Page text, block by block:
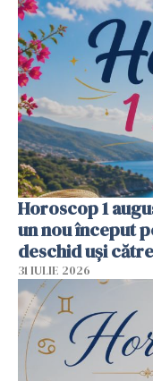
Horoscop 1
un nou început
deschid uși
31 IULIE 2026